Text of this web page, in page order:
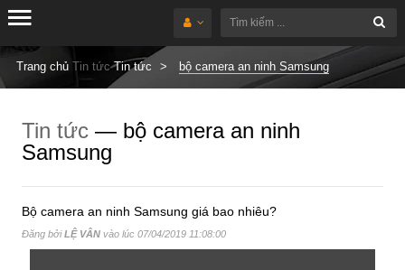
Trang chủ Tin tức Tin tức bộ camera an ninh Samsung
Tin tức — bộ camera an ninh
Samsung
Bộ camera an ninh Samsung giá bao nhiêu?
Đăng bởiLỆ VÂN vào lúc 07/04/2019 11:08:00